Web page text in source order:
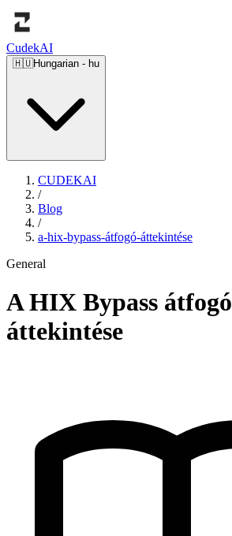
CudekAI
🇭🇺Hungarian - hu
CUDEKAI
/
Blog
/
a-hix-bypass-átfogó-áttekintése
General
A HIX Bypass átfogó
áttekintése